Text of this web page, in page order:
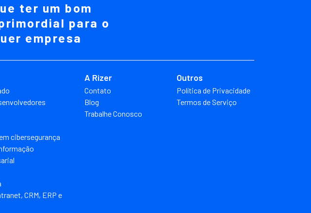
ter um bom
para o
empresa
cibersegurança
CRM, ERP e
A Rizer
Contato
Blog
Trabalhe Conosco
Outros
Política de Privacidade
Termos de Serviço